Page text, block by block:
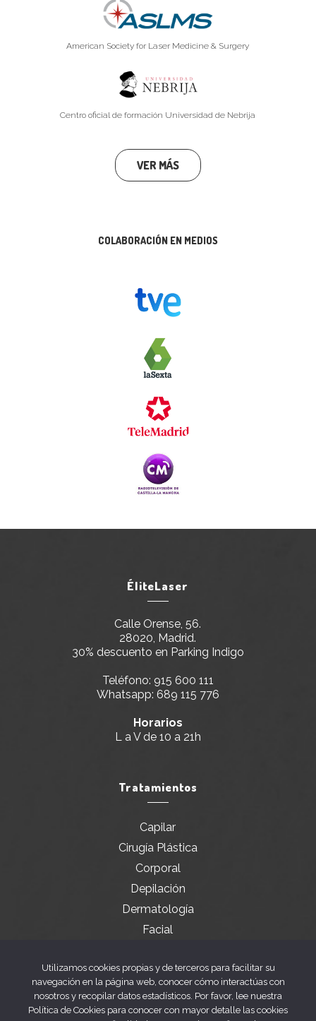
American Society for Laser Medicine & Surgery
Centro oficial de formación Universidad de Nebrija
VER MÁS
COLABORACIÓN EN MEDIOS
ÉliteLaser
Calle Orense, 56.
28020, Madrid.
30% descuento en Parking Indigo
Teléfono: 915 600 111
Whatsapp: 689 115 776
Horarios
L a V de 10 a 21h
Tratamientos
Capilar
Cirugía Plástica
Corporal
Depilación
Dermatología
Facial
Utilizamos cookies propias y de terceros para facilitar su
navegación en la página web, conocer cómo interactúas con
nosotros y recopilar datos estadísticos. Por favor, lee nuestra
Política de Cookies para conocer con mayor detalle las cookies